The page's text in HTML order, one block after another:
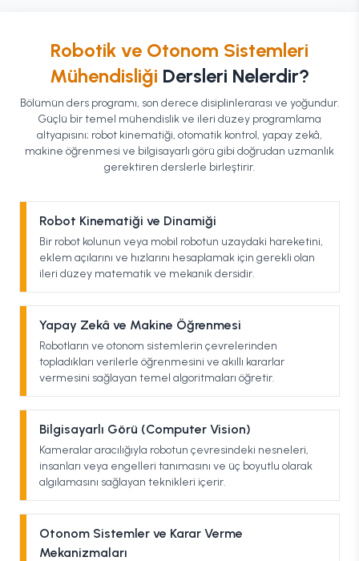
Robotik ve Otonom Sistemleri
Mühendisliği Dersleri Nelerdir?
Bölümün ders programı, son derece disiplinlerarası ve yoğundur.
Güçlü bir temel mühendislik ve ileri düzey programlama
altyapısını; robot kinematiği, otomatik kontrol, yapay zekâ,
makine öğrenmesi ve bilgisayarlı görü gibi doğrudan uzmanlık
gerektiren derslerle birleştirir.
Robot Kinematiği ve Dinamiği
Bir robot kolunun veya mobil robotun uzaydaki hareketini,
eklem açılarını ve hızlarını hesaplamak için gerekli olan
ileri düzey matematik ve mekanik dersidir.
Yapay Zekâ ve Makine Öğrenmesi
Robotların ve otonom sistemlerin çevrelerinden
topladıkları verilerle öğrenmesini ve akıllı kararlar
vermesini sağlayan temel algoritmaları öğretir.
Bilgisayarlı Görü (Computer Vision)
Kameralar aracılığıyla robotun çevresindeki nesneleri,
insanları veya engelleri tanımasını ve üç boyutlu olarak
algılamasını sağlayan teknikleri içerir.
Otonom Sistemler ve Karar Verme
Mekanizmaları